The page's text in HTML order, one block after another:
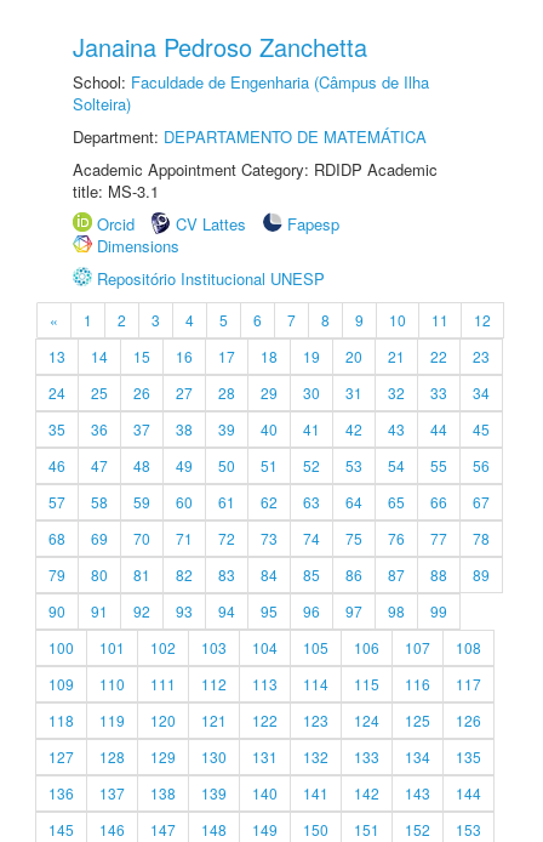
Janaina Pedroso Zanchetta
School: Faculdade de Engenharia (Câmpus de Ilha
Solteira)
Department: DEPARTAMENTO DE MATEMÁTICA
Academic Appointment Category: RDIDP Academic
title: MS-3.1
Orcid
CV Lattes
Fapesp
Dimensions
Repositório Institucional UNESP
« 1 2 3 4 5 6 7 8 9 10 11
12
13
14 15 16 17 18 19 20 21 22
23
24
25 26 27 28 29 30 31 32 33
34
35
36 37 38 39 40 41 42 43 44
45
46
47 48 49 50 51 52 53 54 55
56
57
58 59 60 61 62 63 64 65 66
67
68
69 70 71 72 73 74 75 76 77
78
79
80 81 82 83 84 85 86 87 88
89
90
91 92 93 94 95 96 97 98
99
100
101 102 103 104 105 106 107
108
109
110 111 112 113 114 115 116
117
118
119 120 121 122 123 124 125
126
127
128 129 130 131 132 133 134
135
136
137 138 139 140 141 142 143
144
145
146 147 148 149 150 151 152
153